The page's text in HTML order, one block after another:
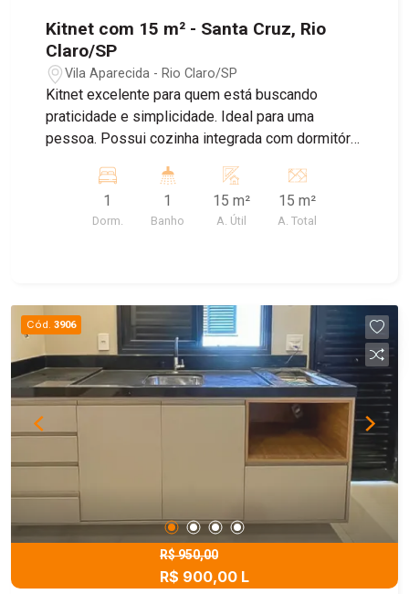
Kitnet com 15 m² - Santa Cruz, Rio
Claro/SP
Vila Aparecida - Rio Claro/SP
Kitnet excelente para quem está buscando
praticidade e simplicidade. Ideal para uma
pessoa. Possui cozinha integrada com dormitório
vaga para moto. IPTU incluso no valor do
condomínio Agende sua visita!
1
Dorm.
1
Banho
15 m²
A. Útil
15 m²
A. Total
Cód. 3906
R$ 950,00
R$ 900,00 L